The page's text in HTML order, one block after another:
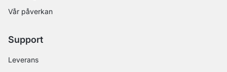
Vår påverkan
Support
Leverans